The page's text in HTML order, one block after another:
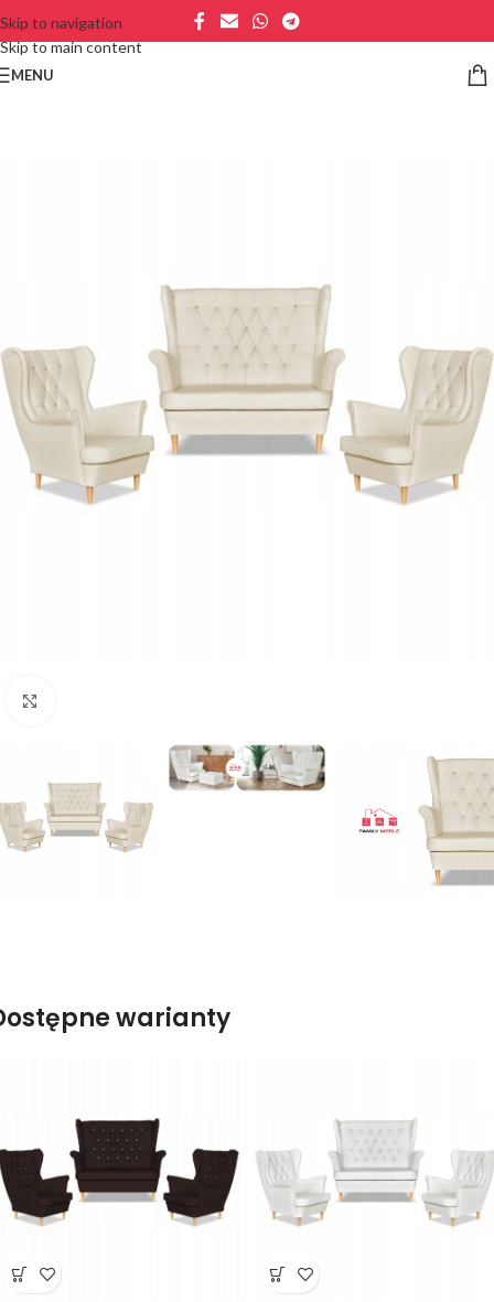
Skip to navigation
Skip to main content
MENU
warianty